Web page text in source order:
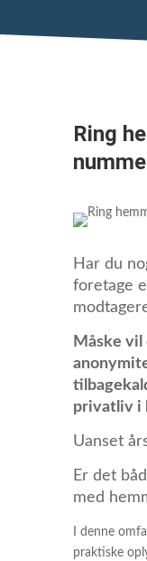
Ring
Har du
foretage
Måske vil
privatliv i
Uanset
Er det
med
I denne
praktiske